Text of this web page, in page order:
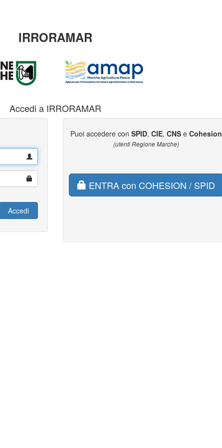
IRRORAMAR
Accedi a IRRORAMAR
Accedi
Puoi accedere conSPID,CIE,CNS eCohesion
(utenti Regione Marche)
ENTRA con COHESION / SPID